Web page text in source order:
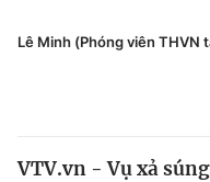
Y tế
Lê Minh (Phóng viên THVN
VTV.vn - Vụ xả